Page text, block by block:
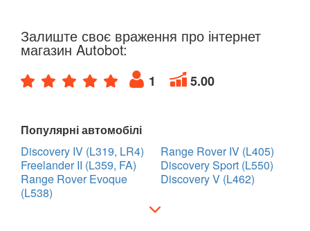
Залиште своє враження про інтернет
магазин Autobot:
1 5.00
Популярні автомобілі
Discovery IV (L319, LR4)
Freelander II (L359, FA)
Range Rover Evoque
(L538)
Range Rover IV (L405)
Discovery Sport (L550)
Discovery V (L462)